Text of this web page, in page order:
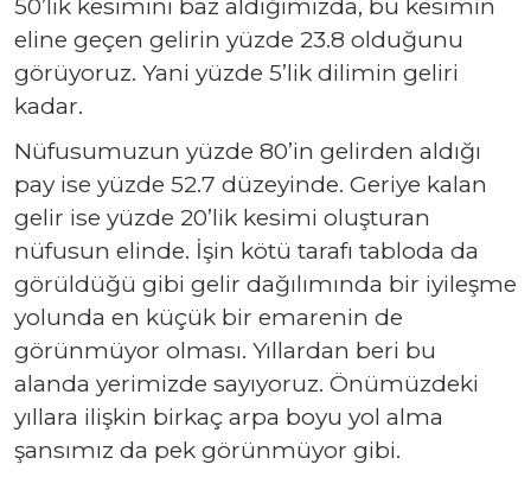
eline geçen gelirin yüzde 23.8 olduğunu
görüyoruz. Yani yüzde 5’lik dilimin geliri
kadar.
Nüfusumuzun yüzde 80’in gelirden aldığı
pay ise yüzde 52.7 düzeyinde. Geriye kalan
gelir ise yüzde 20’lik kesimi oluşturan
nüfusun elinde. İşin kötü tarafı tabloda da
görüldüğü gibi gelir dağılımında bir iyileşme
yolunda en küçük bir emarenin de
görünmüyor olması. Yıllardan beri bu
alanda yerimizde sayıyoruz. Önümüzdeki
yıllara ilişkin birkaç arpa boyu yol alma
şansımız da pek görünmüyor gibi.